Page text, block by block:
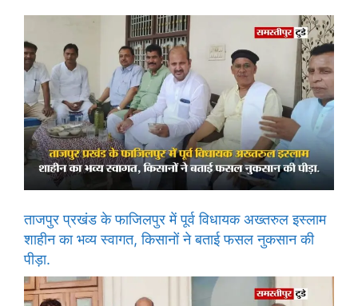
ताजपुर प्रखंड के फाजिलपुर में पूर्व विधायक अख्तरुल इस्लाम
शाहीन का भव्य स्वागत, किसानों ने बताई फसल नुकसान की
पीड़ा.